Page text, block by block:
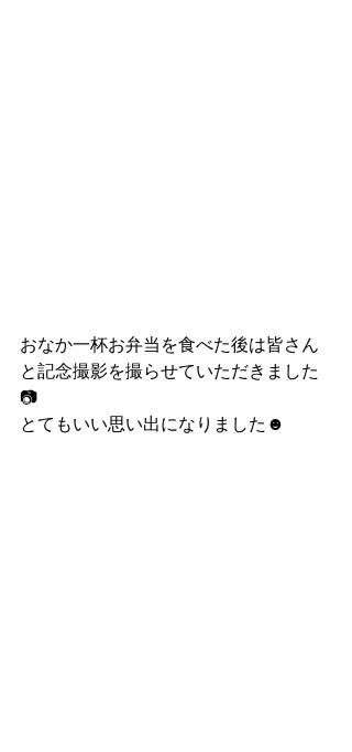
おなか一杯お弁当を食べた後は皆さん
と記念撮影を撮らせていただきました
📷
とてもいい思い出になりました☻